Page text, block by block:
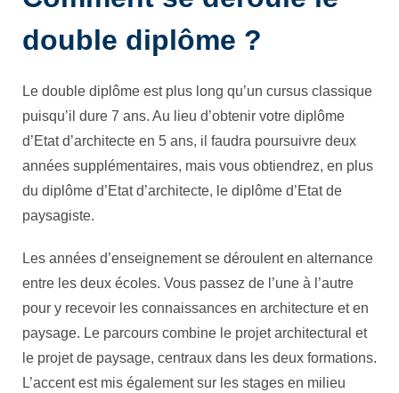
double diplôme ?
Le double diplôme est plus long qu’un cursus classique
puisqu’il dure 7 ans. Au lieu d’obtenir votre diplôme
d’Etat d’architecte en 5 ans, il faudra poursuivre deux
années supplémentaires, mais vous obtiendrez, en plus
du diplôme d’Etat d’architecte, le diplôme d’Etat de
paysagiste.
Les années d’enseignement se déroulent en alternance
entre les deux écoles. Vous passez de l’une à l’autre
pour y recevoir les connaissances en architecture et en
paysage. Le parcours combine le projet architectural et
le projet de paysage, centraux dans les deux formations.
L’accent est mis également sur les stages en milieu